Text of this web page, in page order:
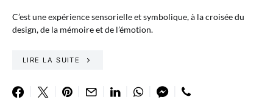
C’est une expérience sensorielle et symbolique, à la croisée du
design, de la mémoire et de l’émotion.
LIRE LA SUITE